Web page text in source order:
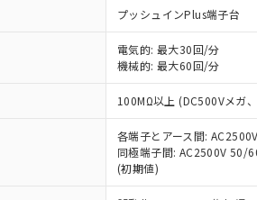
プッシュインPlus端子台
電気的: 最大30回/分
機械的: 最大60回/分
100MΩ以上 (DC500Vメガ、点
各端子とアース間: AC2500V
同極端子間: AC2500V 50/
(初期値)
制御機器事業取扱商品の中には、
ービスの対象外となる商品もある
をご了承ください。
状況および標準価格照会結果は、
している更新日時点での社内デー
基づき作成されるものであり、閲
れた時点での実際の在庫および標
格とは異なる場合があることをご
ライセンス料など無形物で、有
と関係のない商品です。
事情により、非含有部品として
、含有品と判明した場合などや
更することがあります。
以下、 水銀(Hg) 1000ppm以下、 カド
1000ppm以下、ポリ臭化ビフェニル
以下、ポリ臭化ジフェニルエーテル類
以下、フタル酸ビス(2-エチルヘキシ
大均質材料含有率が中国RoHSの
であることを示します。
大均質材料含有率が中国RoHSの
えていることを示します。
確認です。当社販売部門へお問
ださい。
物質の基準値 (GB/T26572)：
、 Hg(水銀) : 1000ppm、 Cd(カドミウ
ロム) : 1000ppm、 PBBs(ポリ臭化ビフェ
は、これら貴社製品のうち、外国
および外国貿易法に定める商品
下｢規制貨物等」という）を輸出
府の輸出許可(または役務取引許
取得するなどの必要な手続きを